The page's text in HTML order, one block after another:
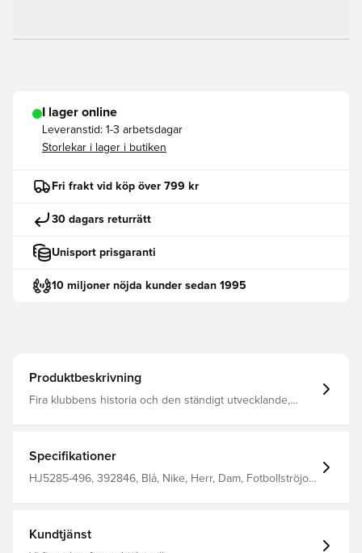
I lager online
Leveranstid: 1-3 arbetsdagar
Storlekar i lager i butiken
Fri frakt vid köp över 799 kr
30 dagars returrätt
Unisport prisgaranti
10 miljoner nöjda kunder sedan 1995
Produktbeskrivning
Fira klubbens historia och den ständigt utvecklande,
Dri-FIT-tekniken flyttar bort svett från huden för snabbare
avdunstning, vilket hjälper dig att hålla dig torr och
bekväm. Vävd logga 100% polyester
Specifikationer
HJ5285-496, 392846, Blå, Nike, Herr, Dam, Fotbollströjor,
Kundtjänst